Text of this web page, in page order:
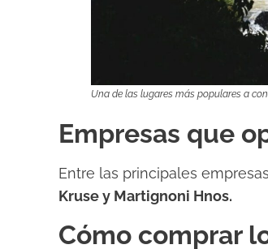
Una de las lugares más populares a
Empresas que
Entre las principales
Kruse y Martignoni Hnos.
Cómo comprar